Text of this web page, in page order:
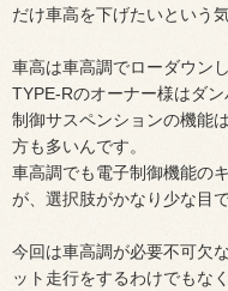
だけ車高を下げたいという
車高は車高調でローダウン
TYPE-Rのオーナー様はダ
制御サスペンションの機能
方も多いんです。
車高調でも電子制御機能の
が、選択肢がかなり少な目で
今回は車高調が必要不可欠
ット走行をするわけでもな